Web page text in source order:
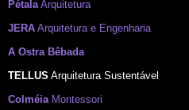
PétalaArquitetura
JERA Arquitetura e Engenharia
A Ostra Bêbada
TELLUS Arquitetura Sustentável
Colméia Montessori